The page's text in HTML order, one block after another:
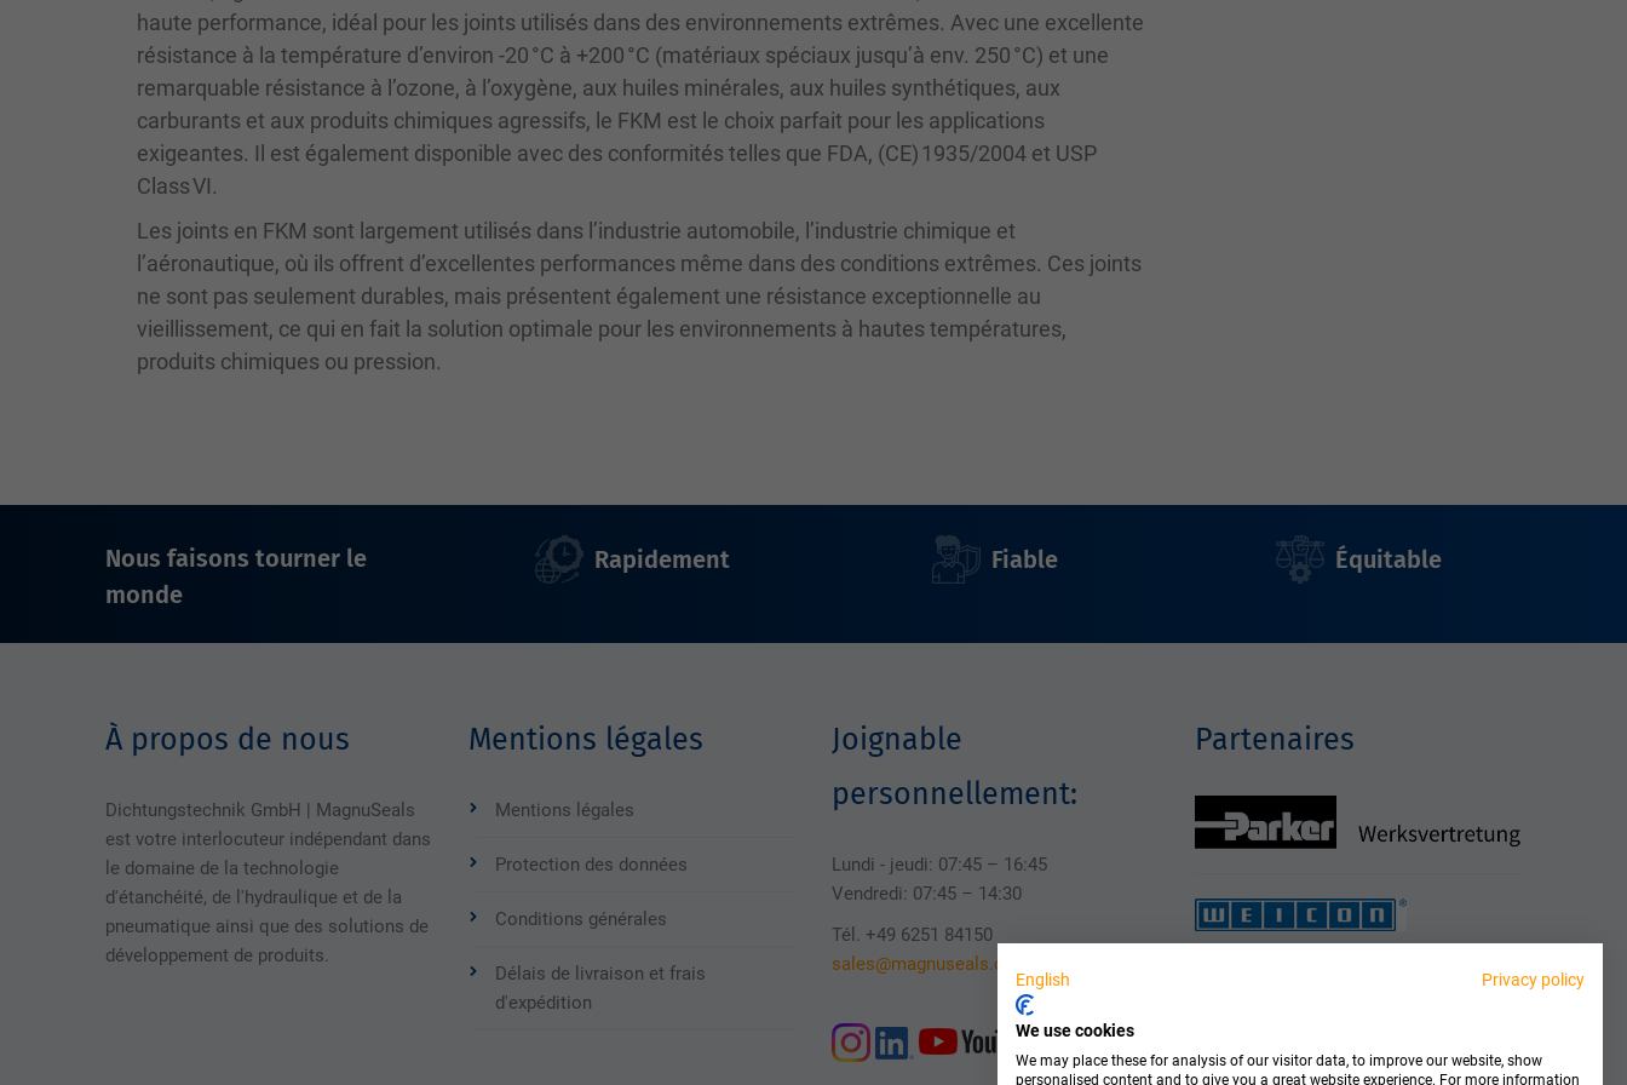
haute performance, idéal pour les joints utilisés dans des environnements extrêmes. Avec une excellente
résistance à la température d’environ -20 °C à +200 °C (matériaux spéciaux jusqu’à env. 250 °C) et une
remarquable résistance à l’ozone, à l’oxygène, aux huiles minérales, aux huiles synthétiques, aux
carburants et aux produits chimiques agressifs, le FKM est le choix parfait pour les applications
exigeantes. Il est également disponible avec des conformités telles que FDA, (CE) 1935/2004 et USP
Class VI.
Les joints en FKM sont largement utilisés dans l’industrie automobile, l’industrie chimique et
l’aéronautique, où ils offrent d’excellentes performances même dans des conditions extrêmes. Ces joints
ne sont pas seulement durables, mais présentent également une résistance exceptionnelle au
vieillissement, ce qui en fait la solution optimale pour les environnements à hautes températures,
produits chimiques ou pression.
Nous faisons tourner le
monde
Rapidement Fiable Équitable
À propos de nous
Dichtungstechnik GmbH | MagnuSeals
est votre interlocuteur indépendant dans
le domaine de la technologie
d'étanchéité, de l'hydraulique et de la
pneumatique ainsi que des solutions de
développement de produits.
Mentions légales
Mentions légales
Protection des données
Conditions générales
Délais de livraison et frais
d'expédition
Joignable
personnellement:
Lundi - jeudi: 07:45 – 16:45
Vendredi: 07:45 – 14:30
Tél. +49 6251 84150
sales@magnuseals.com
Partenaires
English Privacy policy
We use cookies
We may place these for analysis of our visitor data, to improve our website, show
personalised content and to give you a great website experience. For more information